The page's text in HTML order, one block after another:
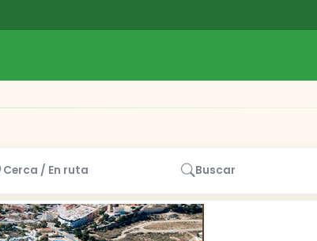
Cerca / En ruta Buscar